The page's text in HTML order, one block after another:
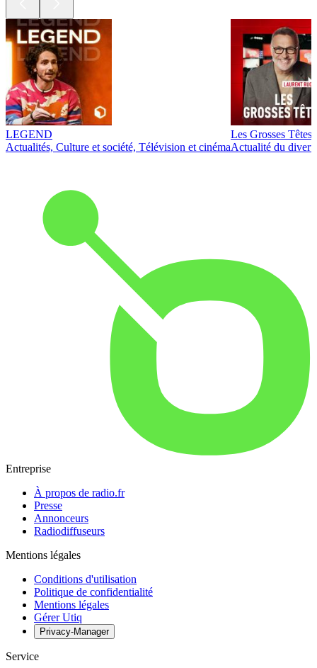
LEGEND
Actualités, Culture et société, Télévision et cinéma
Les Grosses Têtes
Actualité du
Entreprise
À propos de radio.fr
Presse
Annonceurs
Radiodiffuseurs
Mentions légales
Conditions d'utilisation
Politique de confidentialité
Mentions légales
Gérer Utiq
Privacy-Manager
Service